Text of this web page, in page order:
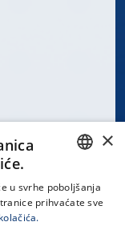
CROATIAN
×
u svrhe poboljšanja
prihvaćate sve